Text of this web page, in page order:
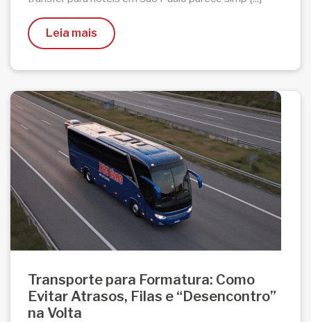
Leia mais
Transporte para Formatura: Como
Evitar Atrasos, Filas e “Desencontro”
na Volta